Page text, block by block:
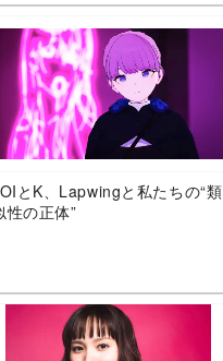
とK、Lapwingと私たちの“類
性の正体”